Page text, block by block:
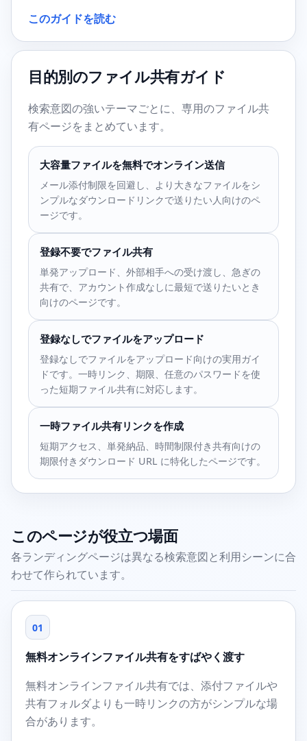
このガイドを読む
目的別のファイル共有ガイド
検索意図の強いテーマごとに、専用のファイル共
有ページをまとめています。
大容量ファイルを無料でオンライン送信
メール添付制限を回避し、より大きなファイルをシ
ンプルなダウンロードリンクで送りたい人向けのペ
ージです。
登録不要でファイル共有
単発アップロード、外部相手への受け渡し、急ぎの
共有で、アカウント作成なしに最短で送りたいとき
向けのページです。
登録なしでファイルをアップロード
登録なしでファイルをアップロード向けの実用ガイ
ドです。一時リンク、期限、任意のパスワードを使
った短期ファイル共有に対応します。
一時ファイル共有リンクを作成
短期アクセス、単発納品、時間制限付き共有向けの
期限付きダウンロード URL に特化したページです。
このページが役立つ場面
各ランディングページは異なる検索意図と利用シーンに合
わせて作られています。
01
無料オンラインファイル共有をすばやく渡す
無料オンラインファイル共有では、添付ファイルや
共有フォルダよりも一時リンクの方がシンプルな場
合があります。